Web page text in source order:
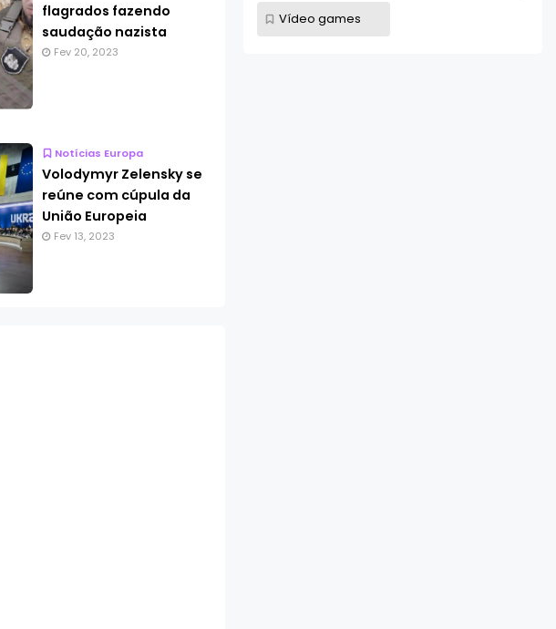
flagrados fazendo
saudação nazista
Fev 20, 2023
Notícias Europa
Volodymyr Zelensky se
reúne com cúpula da
União Europeia
Fev 13, 2023
Vídeo games